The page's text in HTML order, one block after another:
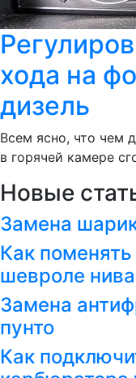
хода на
дизель
Всем ясно, что чем
в горячей камере
Новые
Замена
Как
шевроле нива
Замена
пунто
Как